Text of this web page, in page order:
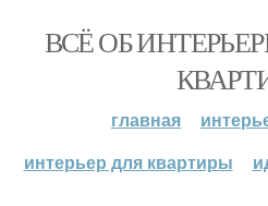
ВСЁ ОБ
главная
интерьер для квартиры